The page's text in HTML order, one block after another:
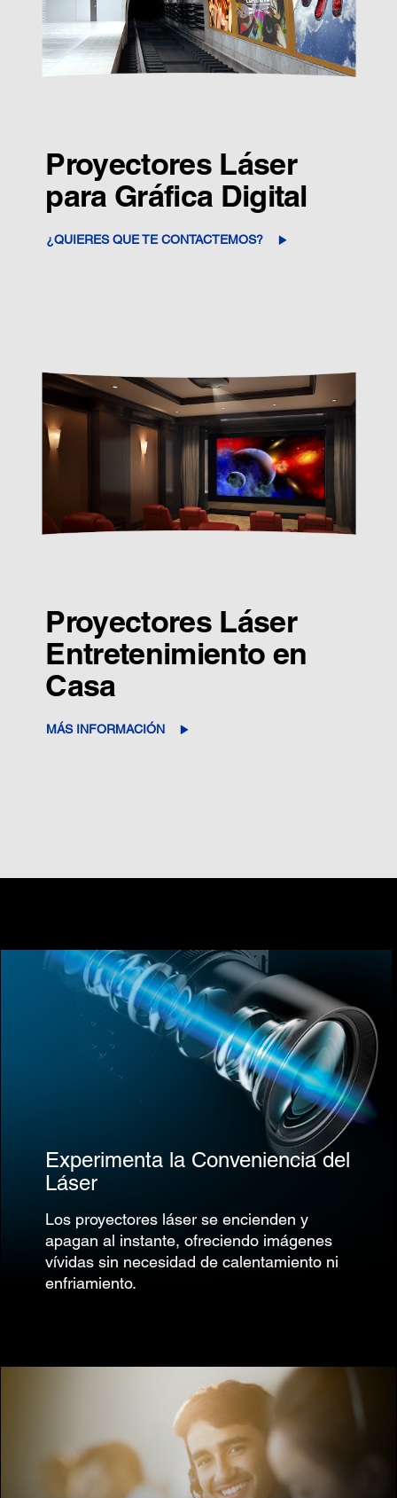
Proyectores Láser
para Gráfica Digital
¿QUIERES QUE TE CONTACTEMOS?
Proyectores Láser
Entretenimiento en
Casa
MÁS INFORMACIÓN
Experimenta la Conveniencia del
Láser
Los proyectores láser se encienden y
apagan al instante, ofreciendo imágenes
vívidas sin necesidad de calentamiento ni
enfriamiento.